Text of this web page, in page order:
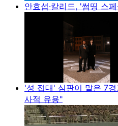
안효섭·칼리드, '썸띵 스
'성 접대' 심판이 맡은 7
사적 유용"